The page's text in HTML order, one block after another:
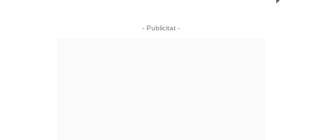
- Publicitat -